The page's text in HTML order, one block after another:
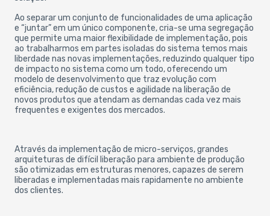
Ao separar um conjunto de funcionalidades de uma aplicação
e “juntar” em um único componente, cria-se uma segregação
que permite uma maior flexibilidade de implementação, pois
ao trabalharmos em partes isoladas do sistema temos mais
liberdade nas novas implementações, reduzindo qualquer tipo
de impacto no sistema como um todo, oferecendo um
modelo de desenvolvimento que traz evolução com
eficiência, redução de custos e agilidade na liberação de
novos produtos que atendam as demandas cada vez mais
frequentes e exigentes dos mercados.
Através da implementação de micro-serviços, grandes
arquiteturas de difícil liberação para ambiente de produção
são otimizadas em estruturas menores, capazes de serem
liberadas e implementadas mais rapidamente no ambiente
dos clientes.